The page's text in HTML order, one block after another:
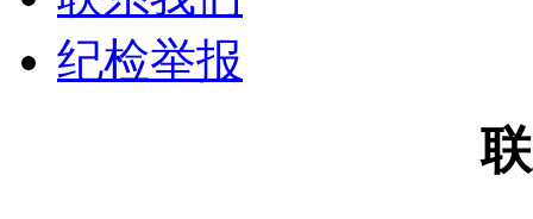
纪检举报